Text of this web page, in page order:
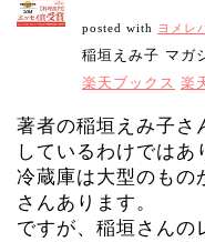
posted with ヨメレ
稲垣えみ子 マガ
楽天ブックス 楽
著者の稲垣えみ子さ
しているわけではあ
冷蔵庫は大型のもの
さんあります。
ですが、稲垣さんの